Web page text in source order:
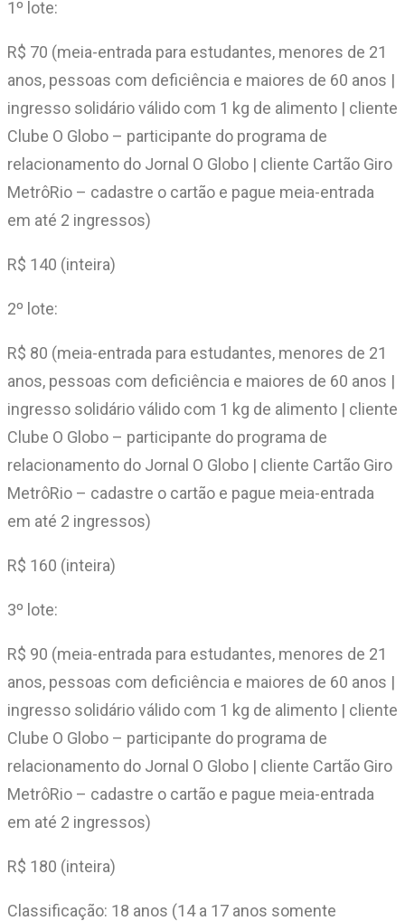
1º lote:
R$ 70 (meia-entrada para estudantes, menores de 21
anos, pessoas com deficiência e maiores de 60 anos |
ingresso solidário válido com 1 kg de alimento | cliente
Clube O Globo – participante do programa de
relacionamento do Jornal O Globo | cliente Cartão Giro
MetrôRio – cadastre o cartão e pague meia-entrada
em até 2 ingressos)
R$ 140 (inteira)
2º lote:
R$ 80 (meia-entrada para estudantes, menores de 21
anos, pessoas com deficiência e maiores de 60 anos |
ingresso solidário válido com 1 kg de alimento | cliente
Clube O Globo – participante do programa de
relacionamento do Jornal O Globo | cliente Cartão Giro
MetrôRio – cadastre o cartão e pague meia-entrada
em até 2 ingressos)
R$ 160 (inteira)
3º lote:
R$ 90 (meia-entrada para estudantes, menores de 21
anos, pessoas com deficiência e maiores de 60 anos |
ingresso solidário válido com 1 kg de alimento | cliente
Clube O Globo – participante do programa de
relacionamento do Jornal O Globo | cliente Cartão Giro
MetrôRio – cadastre o cartão e pague meia-entrada
em até 2 ingressos)
R$ 180 (inteira)
Classificação: 18 anos (14 a 17 anos somente